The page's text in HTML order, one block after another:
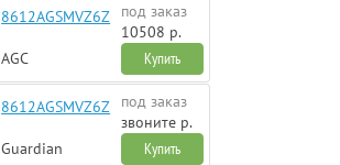
8612AGSMVZ6Z
AGC
под заказ
10508 р.
Купить
8612AGSMVZ6Z
Guardian
под заказ
звоните р.
Купить